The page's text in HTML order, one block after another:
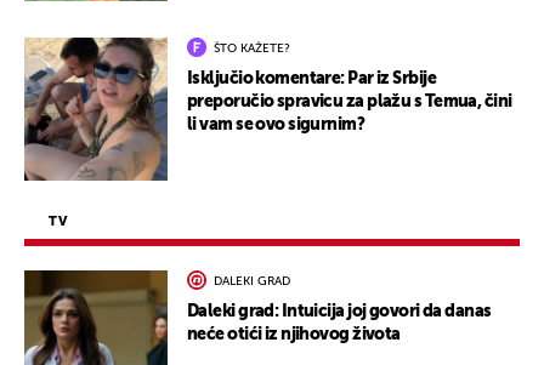
ŠTO KAŽETE?
Isključio komentare: Par iz Srbije
preporučio spravicu za plažu s Temua, čini
li vam se ovo sigurnim?
TV
DALEKI GRAD
Daleki grad: Intuicija joj govori da danas
neće otići iz njihovog života